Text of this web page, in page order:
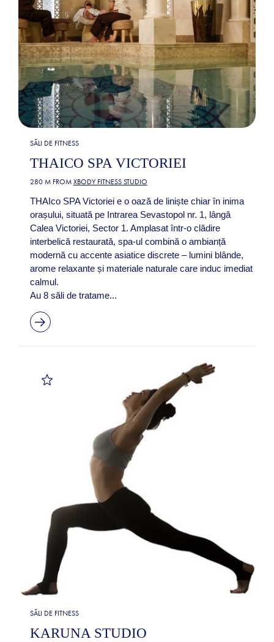
SĂLI DE FITNESS
THAICO SPA VICTORIEI
280 M FROM XBODY FITNESS STUDIO
THAIco SPA Victoriei e o oază de liniște chiar în inima
orașului, situată pe Intrarea Sevastopol nr. 1, lângă
Calea Victoriei, Sector 1. Amplasat într-o clădire
interbelică restaurată, spa-ul combină o ambianță
modernă cu accente asiatice discrete – lumini blânde,
arome relaxante și materiale naturale care induc imediat
calmul.
Au 8 săli de tratame...
SĂLI DE FITNESS
KARUNA STUDIO